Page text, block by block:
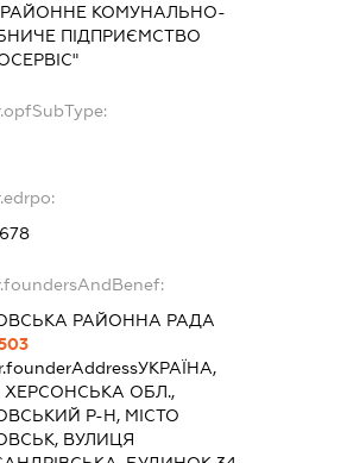
КОМУНАЛЬНО-
ПІДПРИЄМСТВО
РАЙОННА РАДА
УКРАЇНА,
ХЕРСОНСЬКА ОБЛ.,
Р-Н, МІСТО
ВУЛИЦЯ